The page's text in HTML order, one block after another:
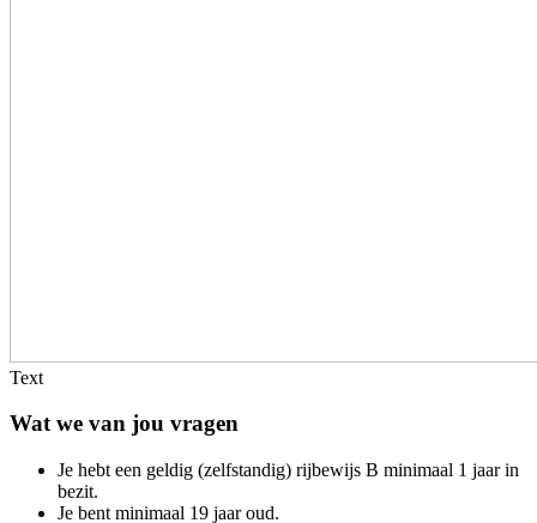
Text
Wat we van jou vragen
Je hebt een geldig (zelfstandig) rijbewijs B minimaal 1 jaar in
bezit.
Je bent minimaal 19 jaar oud.